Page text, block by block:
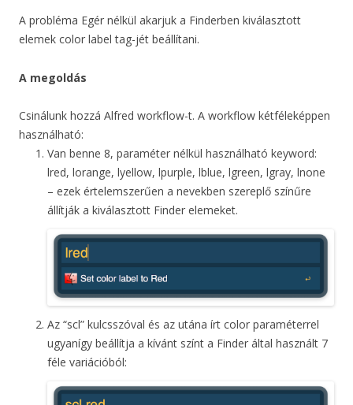
A probléma Egér nélkül akarjuk a Finderben kiválasztott
elemek color label tag-jét beállítani.
A megoldás
Csinálunk hozzá Alfred workflow-t. A workflow kétféleképpen
használható:
Van benne 8, paraméter nélkül használható keyword:
lred, lorange, lyellow, lpurple, lblue, lgreen, lgray, lnone
– ezek értelemszerűen a nevekben szereplő színűre
állítják a kiválasztott Finder elemeket.
Az “scl” kulcsszóval és az utána írt color paraméterrel
ugyanígy beállítja a kívánt színt a Finder által használt 7
féle variációból: